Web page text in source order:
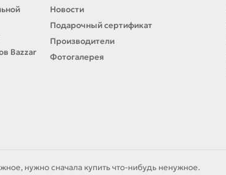
Bazzar
Новости
Подарочный сертификат
Производители
Фотогалерея
нужно сначала купить что-нибудь ненужное.